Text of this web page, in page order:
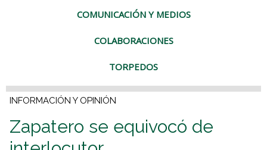
COMUNICACIÓN Y MEDIOS
COLABORACIONES
TORPEDOS
INFORMACIÓN Y OPINIÓN
Zapatero se equivocó de